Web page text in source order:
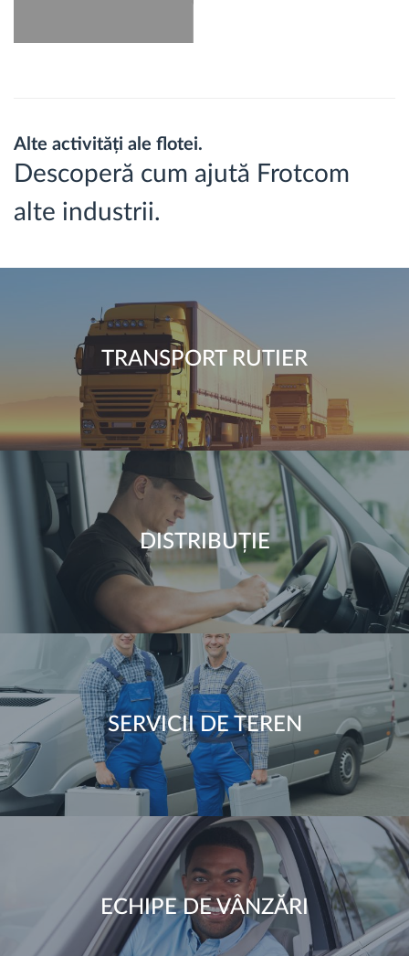
Alte activități ale flotei.
Descoperă cum ajută Frotcom
alte industrii.
TRANSPORT RUTIER
DISTRIBUȚIE
SERVICII DE TEREN
ECHIPE DE VÂNZĂRI